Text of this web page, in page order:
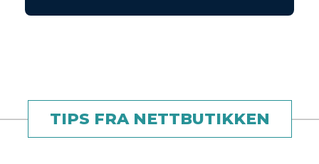
TIPS FRA NETTBUTIKKEN